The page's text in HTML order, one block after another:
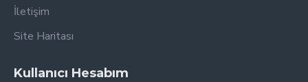
İletişim
Site Haritası
Kullanıcı Hesabım